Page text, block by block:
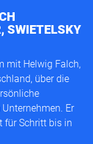
SWIETELSKY
mit Helwig Falch,
über die
Er
für Schritt bis in